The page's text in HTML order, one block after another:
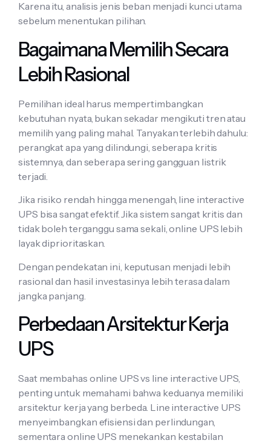
Karena itu, analisis jenis beban menjadi kunci utama
sebelum menentukan pilihan.
Bagaimana Memilih Secara
Lebih Rasional
Pemilihan ideal harus mempertimbangkan
kebutuhan nyata, bukan sekadar mengikuti tren atau
memilih yang paling mahal. Tanyakan terlebih dahulu:
perangkat apa yang dilindungi, seberapa kritis
sistemnya, dan seberapa sering gangguan listrik
terjadi.
Jika risiko rendah hingga menengah, line interactive
UPS bisa sangat efektif. Jika sistem sangat kritis dan
tidak boleh terganggu sama sekali, online UPS lebih
layak diprioritaskan.
Dengan pendekatan ini, keputusan menjadi lebih
rasional dan hasil investasinya lebih terasa dalam
jangka panjang.
Perbedaan Arsitektur Kerja
UPS
Saat membahas online UPS vs line interactive UPS,
penting untuk memahami bahwa keduanya memiliki
arsitektur kerja yang berbeda. Line interactive UPS
menyeimbangkan efisiensi dan perlindungan,
sementara online UPS menekankan kestabilan